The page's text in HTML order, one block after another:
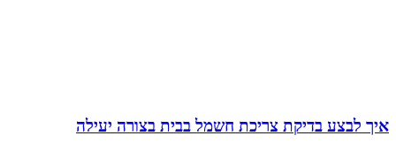
איך לבצע בדיקת צריכת חשמל בבית בצורה יעילה